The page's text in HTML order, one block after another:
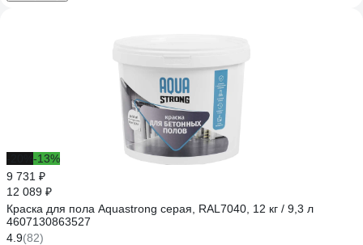
-13%
9 731 ₽
12 089 ₽
Краска для пола Aquastrong серая, RAL7040, 12 кг / 9,3 л
4607130863527
4.9(82)